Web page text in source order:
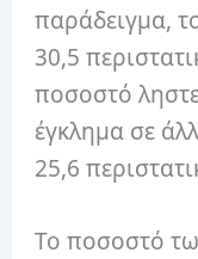
παράδειγμα,
30,5
ποσοστό
έγκλημα σε
25,6
Το ποσοστό